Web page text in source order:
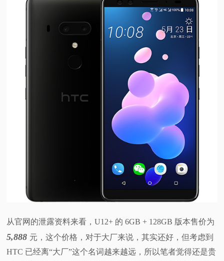
从官网的泄露资料来看，U12+ 的 6GB + 128GB 版本售价为
5,888 元，这个价格，对于大厂来说，其实还好，但考虑到
HTC 已经离“大厂”这个名词越来越远，所以笔者觉得还是贵